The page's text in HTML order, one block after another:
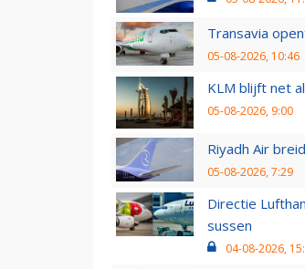
Transavia
05-08-2026, 10:46
KLM blijft net
05-08-2026, 9:00
Riyadh Air
05-08-2026, 7:29
Directie
sussen
04-08-2026,